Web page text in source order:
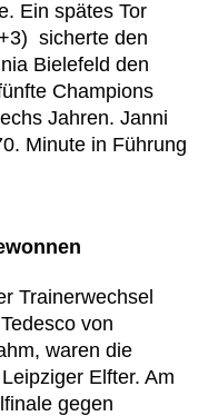
Ein spätes Tor
sicherte den
Bielefeld den
Champions
Jahren. Janni
Minute in Führung
Trainerwechsel
von
waren die
Elfter. Am
gegen